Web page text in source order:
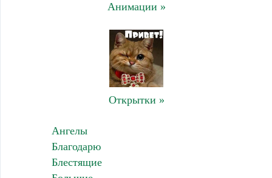
Анимации »
Открытки »
Ангелы
Благодарю
Блестящие